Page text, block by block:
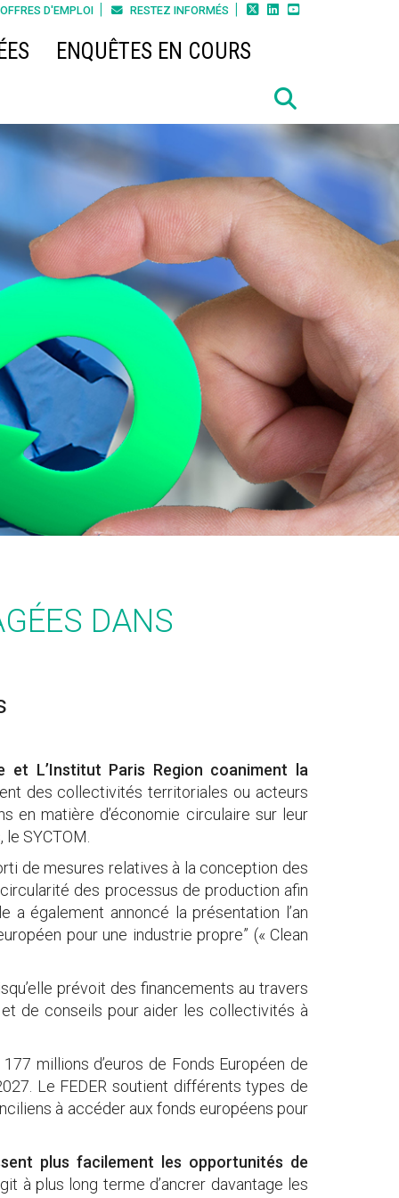
OFFRES D'EMPLOI RESTEZ INFORMÉS   
ENQUÊTES EN COURS
DANS
et L’Institut Paris Region coaniment la
des collectivités territoriales ou acteurs
en matière d’économie circulaire sur leur
SYCTOM.
de mesures relatives à la conception des
des processus de production afin
également annoncé la présentation l’an
pour une industrie propre” (« Clean
prévoit des financements au travers
de conseils pour aider les collectivités à
millions d’euros de Fonds Européen de
Le FEDER soutient différents types de
à accéder aux fonds européens pour
plus facilement les opportunités de
à plus long terme d’ancrer davantage les